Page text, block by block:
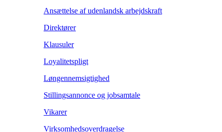
Ansættelse af udenlandsk arbejdskraft
Direktører
Klausuler
Loyalitetspligt
Løngennemsigtighed
Stillingsannonce og jobsamtale
Vikarer
Virksomhedsoverdragelse